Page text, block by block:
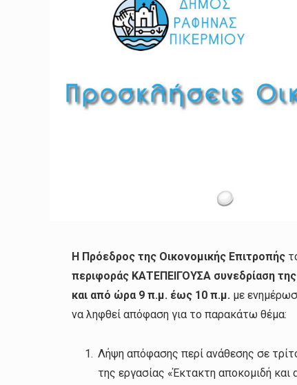
Η Π ρόεδρος της Οικονομικής Επιτροπής
περιφοράς ΚΑΤΕΠΕΙΓΟΥΣΑ συνεδρίαση
και από ώρα 9 π.μ. έως 10 π.μ. με
να ληφθεί απόφαση για το παρακάτω θέμα:
Λήψη απόφασης περί ανάθεσης σε
της εργασίας «Έκτακτη αποκομιδή